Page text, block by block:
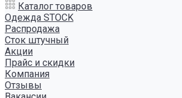
Каталог товаров
Одежда STOCK
Распродажа
Сток штучный
Акции
Прайс и скидки
Компания
Отзывы